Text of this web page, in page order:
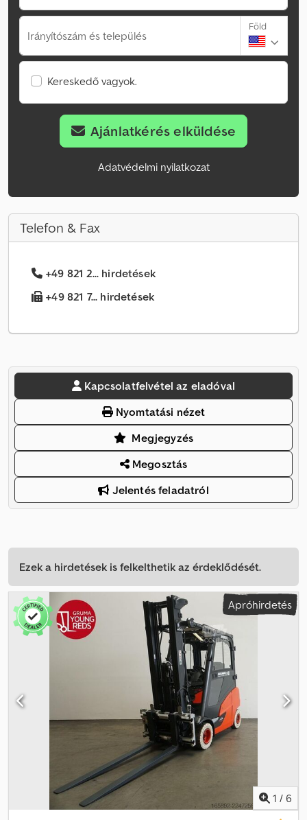
Irányítószám és település
Föld
Kereskedő vagyok.
Ajánlatkérés elküldése
Adatvédelmi nyilatkozat
Telefon & Fax
+49 821 2... hirdetések
+49 821 7... hirdetések
Kapcsolatfelvétel az eladóval
Nyomtatási nézet
Megjegyzés
Megosztás
Jelentés feladatról
Ezek a hirdetések is felkelthetik az érdeklődését.
Apróhirdetés
1 / 6